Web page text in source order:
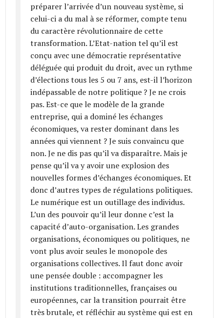
préparer l’arrivée d’un nouveau système, si
celui-ci a du mal à se réformer, compte tenu
du caractère révolutionnaire de cette
transformation. L’Etat-nation tel qu’il est
conçu avec une démocratie représentative
déléguée qui produit du droit, avec un rythme
d’élections tous les 5 ou 7 ans, est-il l’horizon
indépassable de notre politique ? Je ne crois
pas. Est-ce que le modèle de la grande
entreprise, qui a dominé les échanges
économiques, va rester dominant dans les
années qui viennent ? Je suis convaincu que
non. Je ne dis pas qu’il va disparaître. Mais je
pense qu’il va y avoir une explosion des
nouvelles formes d’échanges économiques. Et
donc d’autres types de régulations politiques.
Le numérique est un outillage des individus.
L’un des pouvoir qu’il leur donne c’est la
capacité d’auto-organisation. Les grandes
organisations, économiques ou politiques, ne
vont plus avoir seules le monopole des
organisations collectives. Il faut donc avoir
une pensée double : accompagner les
institutions traditionnelles, françaises ou
européennes, car la transition pourrait être
très brutale, et réfléchir au système qui est en